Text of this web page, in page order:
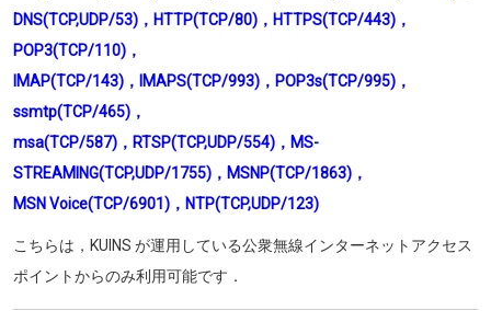
DNS(TCP,UDP/53)，HTTP(TCP/80)，HTTPS(TCP/443)，
POP3(TCP/110)，
IMAP(TCP/143)，IMAPS(TCP/993)，POP3s(TCP/995)，
ssmtp(TCP/465)，
msa(TCP/587)，RTSP(TCP,UDP/554)，MS-
STREAMING(TCP,UDP/1755)，MSNP(TCP/1863)，
MSN Voice(TCP/6901)，NTP(TCP,UDP/123)
こちらは，KUINS が運用している公衆無線インターネットアクセス
ポイントからのみ利用可能です．